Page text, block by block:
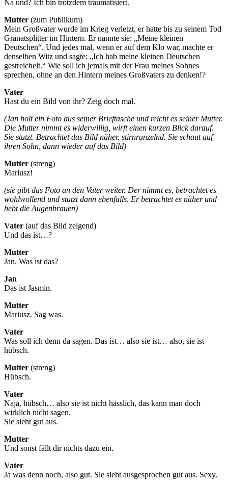
Na und? Ich bin trotzdem traumatisiert.
Mutter (zum Publikum)
Mein Großvater wurde im Krieg verletzt, er hatte bis zu seinem Tod
Granatsplitter im Hintern. Er nannte sie: „Meine kleinen
Deutschen“. Und jedes mal, wenn er auf dem Klo war, machte er
denselben Witz und sagte: „Ich hab meine kleinen Deutschen
gestreichelt.“ Wie soll ich jemals mit der Frau meines Sohnes
sprechen, ohne an den Hintern meines Großvaters zu denken!?
Vater
Hast du ein Bild von ihr? Zeig doch mal.
(Jan holt ein Foto aus seiner Brieftasche und reicht es seiner Mutter.
Die Mutter nimmt es widerwillig, wirft einen kurzen Blick darauf.
Sie stutzt. Betrachtet das Bild näher, stirnrunzelnd. Sie schaut auf
ihren Sohn, dann wieder auf das Bild)
Mutter (streng)
Mariusz!
(sie gibt das Foto an den Vater weiter. Der nimmt es, betrachtet es
wohlwollend und stutzt dann ebenfalls. Er betrachtet es näher und
hebt die Augenbrauen)
Vater (auf das Bild zeigend)
Und das ist…?
Mutter
Jan. Was ist das?
Jan
Das ist Jasmin.
Mutter
Mariusz. Sag was.
Vater
Was soll ich denn da sagen. Das ist… also sie ist… also, sie ist
hübsch.
Mutter (streng)
Hübsch.
Vater
Naja, hübsch… also sie ist nicht hässlich, das kann man doch
wirklich nicht sagen.
Sie sieht gut aus.
Mutter
Und sonst fällt dir nichts dazu ein.
Vater
Ja was denn noch, also gut. Sie sieht ausgesprochen gut aus. Sexy.